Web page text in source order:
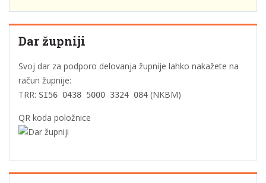
Dar župniji
Svoj dar za podporo delovanja župnije lahko nakažete na
račun župnije:
TRR: SI56 0438 5000 3324 084 (NKBM)
QR koda položnice